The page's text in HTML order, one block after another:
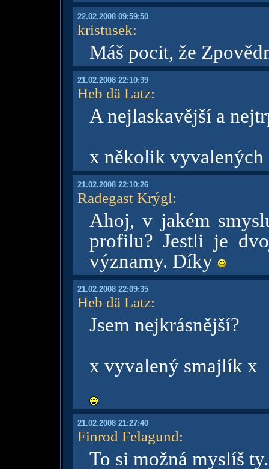
22.02.2008 09:59:50
kristusek:
Máš pocit, že
21.02.2008 22:10:39
Heb dä Latz:
A nejlaskavější a
x několik
21.02.2008 22:10:26
Radegast Krýgl:
Ahoj, v jakém
profilu? Jestli je
významy. Díky
21.02.2008 22:09:35
Heb dä Latz:
Jsem nejkrásnější?
x vyvalený smajlík x
21.02.2008 21:27:40
Finrod Felagund:
To si možná myslíš